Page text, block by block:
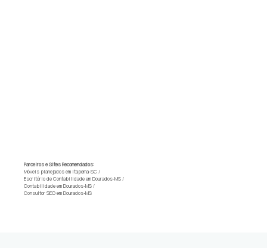
Parceiros e Sites Recomendados:
Móveis planejados em Itapema-SC /
Escritório de Contabilidade em Dourados-MS /
Contabilidade em Dourados-MS /
Consultor SEO em Dourados-MS